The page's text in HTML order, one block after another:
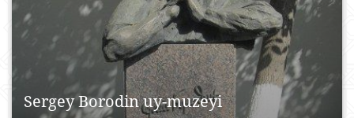
Sergey Borodin uy-muzeyi